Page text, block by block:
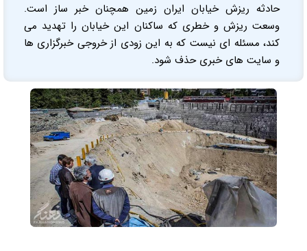
حادثه ریزش خیابان ایران زمین همچنان خبر ساز است.
وسعت ریزش و خطری که ساکنان این خیابان را تهدید می
کند، مسئله ای نیست که به این زودی از خروجی خبرگزاری ها
و سایت های خبری حذف شود.